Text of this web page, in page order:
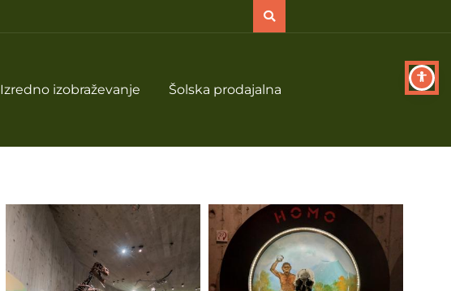
Izredno izobraževanje Šolska prodajalna